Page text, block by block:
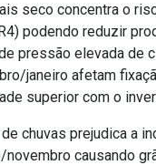
seco concentra o
podendo reduzir
pressão elevada de
janeiro afetam
superior com o
chuvas prejudica a
causando